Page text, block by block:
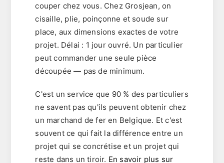
couper chez vous. Chez Grosjean, on
cisaille, plie, poinçonne et soude sur
place, aux dimensions exactes de votre
projet. Délai : 1 jour ouvré. Un particulier
peut commander une seule pièce
découpée — pas de minimum.
C'est un service que 90 % des particuliers
ne savent pas qu'ils peuvent obtenir chez
un marchand de fer en Belgique. Et c'est
souvent ce qui fait la différence entre un
projet qui se concrétise et un projet qui
reste dans un tiroir. En savoir plus sur